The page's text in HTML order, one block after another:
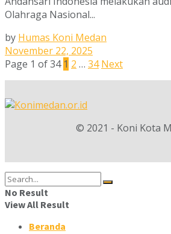
Olahraga Nasional...
by Humas Koni Medan
November 22, 2025
Page 1 of 34 1 2 … 34 Next
© 2021 - Koni Kota
No Result
View All Result
Beranda